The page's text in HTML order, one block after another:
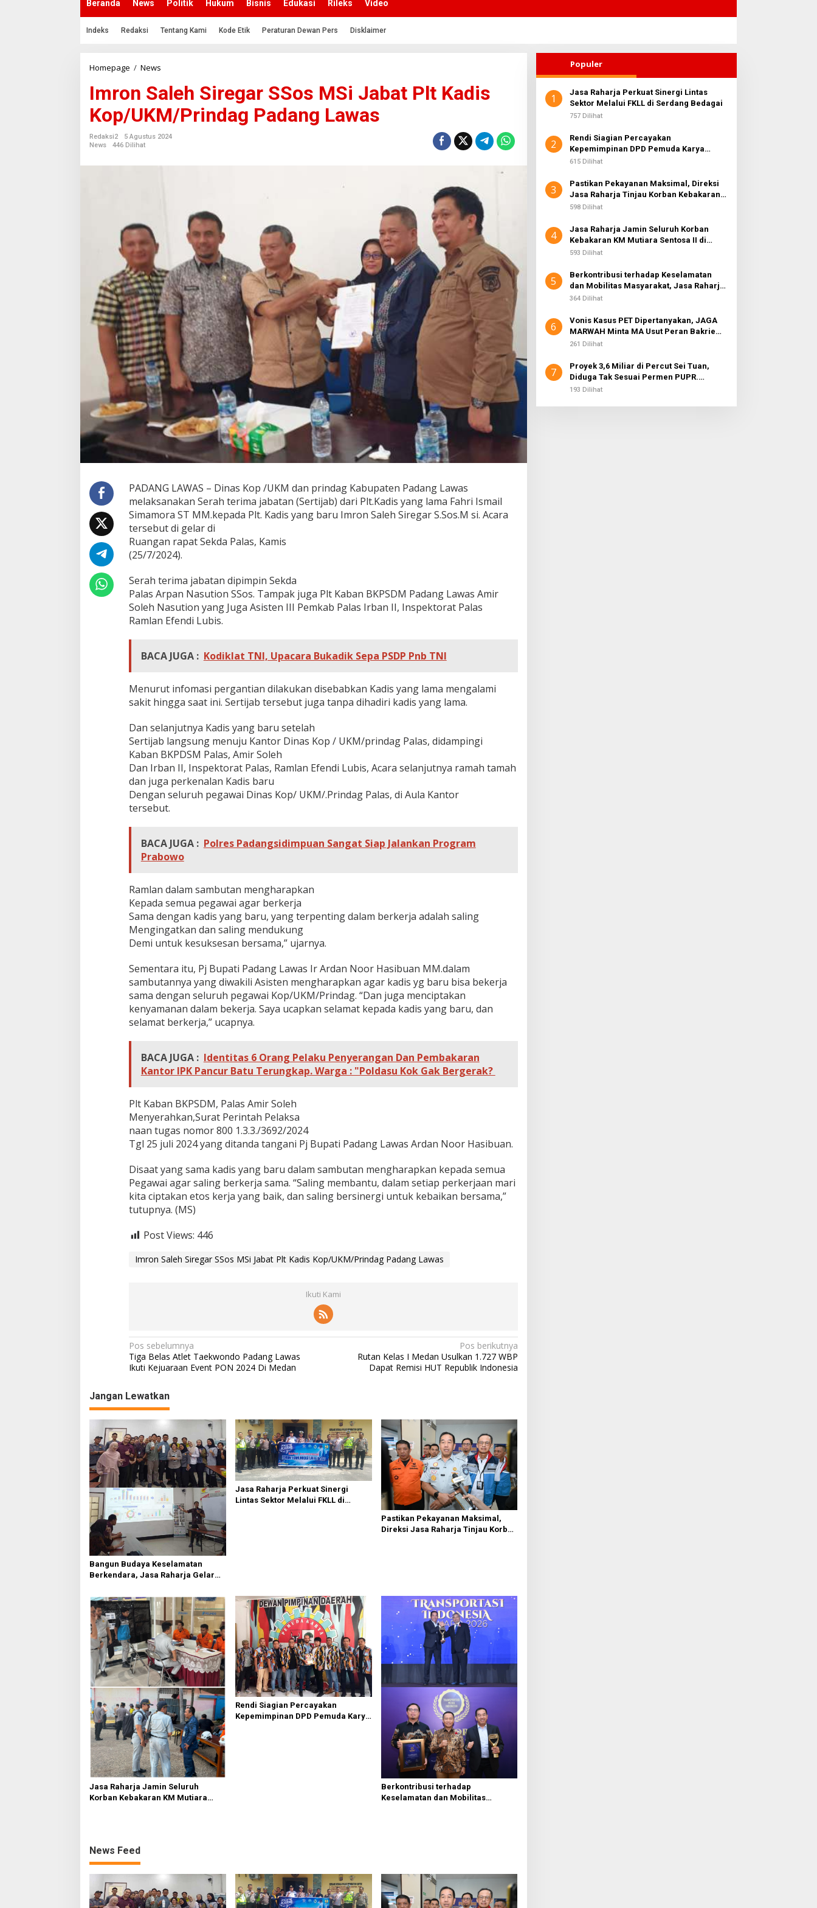
Beranda News Politik Hukum Bisnis Edukasi Rileks Video
Indeks Redaksi Tentang Kami Kode Etik Peraturan Dewan Pers Disklaimer
Homepage / News
r
o
n
S
a
h
o
s
M
S
i
J
a
b
a
t
P
l
t
K
a
i
s
o
p
/
U
K
M
/
P
i
n
d
g
d
g
L
w
s
Imron Saleh Siregar SSos MSi Jabat Plt Kadis
Kop/UKM/Prindag Padang Lawas
Redaksi2
5 Agustus 2024
News
446 Dilihat
PADANG LAWAS – Dinas Kop /UKM dan prindag Kabupaten Padang Lawas
melaksanakan Serah terima jabatan (Sertijab) dari Plt.Kadis yang lama Fahri Ismail
Simamora ST MM.kepada Plt. Kadis yang baru Imron Saleh Siregar S.Sos.M si. Acara
tersebut di gelar di
Ruangan rapat Sekda Palas, Kamis
(25/7/2024).
Serah terima jabatan dipimpin Sekda
Palas Arpan Nasution SSos. Tampak juga Plt Kaban BKPSDM Padang Lawas Amir
Soleh Nasution yang Juga Asisten III Pemkab Palas Irban II, Inspektorat Palas
Ramlan Efendi Lubis.
BACA JUGA : Kodiklat TNI, Upacara Bukadik Sepa PSDP Pnb TNI
Menurut infomasi pergantian dilakukan disebabkan Kadis yang lama mengalami
sakit hingga saat ini. Sertijab tersebut juga tanpa dihadiri kadis yang lama.
Dan selanjutnya Kadis yang baru setelah
Sertijab langsung menuju Kantor Dinas Kop / UKM/prindag Palas, didampingi
Kaban BKPDSM Palas, Amir Soleh
Dan Irban II, Inspektorat Palas, Ramlan Efendi Lubis, Acara selanjutnya ramah tamah
dan juga perkenalan Kadis baru
Dengan seluruh pegawai Dinas Kop/ UKM/.Prindag Palas, di Aula Kantor
tersebut.
BACA JUGA : Polres Padangsidimpuan Sangat Siap Jalankan Program
Prabowo
Ramlan dalam sambutan mengharapkan
Kepada semua pegawai agar berkerja
Sama dengan kadis yang baru, yang terpenting dalam berkerja adalah saling
Mengingatkan dan saling mendukung
Demi untuk kesuksesan bersama,” ujarnya.
Sementara itu, Pj Bupati Padang Lawas Ir Ardan Noor Hasibuan MM.dalam
sambutannya yang diwakili Asisten mengharapkan agar kadis yg baru bisa bekerja
sama dengan seluruh pegawai Kop/UKM/Prindag. “Dan juga menciptakan
kenyamanan dalam bekerja. Saya ucapkan selamat kepada kadis yang baru, dan
selamat berkerja,” ucapnya.
BACA JUGA : Identitas 6 Orang Pelaku Penyerangan Dan Pembakaran
Kantor IPK Pancur Batu Terungkap. Warga : "Poldasu Kok Gak Bergerak?
Plt Kaban BKPSDM, Palas Amir Soleh
Menyerahkan,Surat Perintah Pelaksa
naan tugas nomor 800 1.3.3./3692/2024
Tgl 25 juli 2024 yang ditanda tangani Pj Bupati Padang Lawas Ardan Noor Hasibuan.
Disaat yang sama kadis yang baru dalam sambutan mengharapkan kepada semua
Pegawai agar saling berkerja sama. “Saling membantu, dalam setiap perkerjaan mari
kita ciptakan etos kerja yang baik, dan saling bersinergi untuk kebaikan bersama,”
tutupnya. (MS)
Post Views: 446
Imron Saleh Siregar SSos MSi Jabat Plt Kadis Kop/UKM/Prindag Padang Lawas
Ikuti Kami
N
a
i
g
a
s
i
p
o
s
Pos sebelumnya
Tiga Belas Atlet Taekwondo Padang Lawas
Ikuti Kejuaraan Event PON 2024 Di Medan
Pos berikutnya
Rutan Kelas I Medan Usulkan 1.727 WBP
Dapat Remisi HUT Republik Indonesia
Jangan Lewatkan
Bangun Budaya Keselamatan
Berkendara, Jasa Raharja Gelar
Medan Industri
Jasa Raharja Perkuat Sinergi
Lintas Sektor Melalui FKLL di
Pastikan Pekayanan Maksimal,
Direksi Jasa Raharja Tinjau Korban
Jasa Raharja Jamin Seluruh
Korban Kebakaran KM Mutiara
Rendi Siagian Percayakan
Kepemimpinan DPD Pemuda Karya
Berkontribusi terhadap
Keselamatan dan Mobilitas
News Feed
Populer
1
Jasa Raharja Perkuat Sinergi Lintas
Sektor Melalui FKLL di Serdang Bedagai
757 Dilihat
2
Rendi Siagian Percayakan
Kepemimpinan DPD Pemuda Karya
Nasional Kota Medan kepada Josef
615 Dilihat
3
Pastikan Pekayanan Maksimal, Direksi
Jasa Raharja Tinjau Korban Kebakaran
KM Mutiara Sentosa II
598 Dilihat
4
Jasa Raharja Jamin Seluruh Korban
Kebakaran KM Mutiara Sentosa II di
Perairan Sumenep
593 Dilihat
5
Berkontribusi terhadap Keselamatan
dan Mobilitas Masyarakat, Jasa Raharja
Raih Penghargaan di Ajang Transportasi
364 Dilihat
6
Vonis Kasus PET Dipertanyakan, JAGA
MARWAH Minta MA Usut Peran Bakrie
Group
261 Dilihat
7
Proyek 3,6 Miliar di Percut Sei Tuan,
Diduga Tak Sesuai Permen PUPR.
Volume dan Nama Pengawas Tidak
193 Dilihat